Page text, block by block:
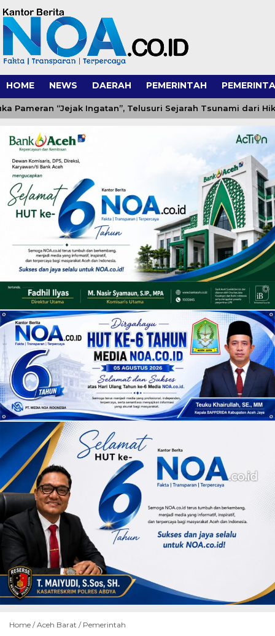
HOME NEWS DAERAH PEMERINTAH
“Jejak Ingatan”, Telusuri Sejarah Tsunami dari
Home /Aceh Barat / Pemerintah